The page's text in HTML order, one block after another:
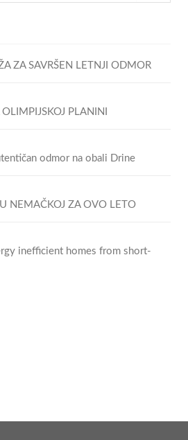
ZA SAVRŠEN LETNJI ODMOR
PLANINI
odmor na obali Drine
NEMAČKOJ ZA OVO LETO
inefficient homes from short-